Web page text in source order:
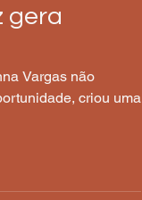
gera
Vargas não
criou uma